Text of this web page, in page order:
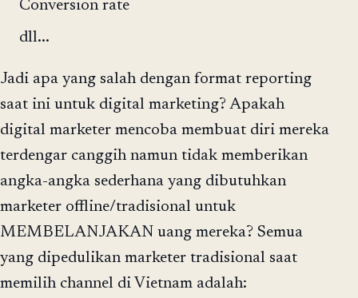
Conversion rate
dll...
Jadi apa yang salah dengan format reporting
saat ini untuk digital marketing? Apakah
digital marketer mencoba membuat diri mereka
terdengar canggih namun tidak memberikan
angka-angka sederhana yang dibutuhkan
marketer offline/tradisional untuk
MEMBELANJAKAN uang mereka? Semua
yang dipedulikan marketer tradisional saat
memilih channel di Vietnam adalah: